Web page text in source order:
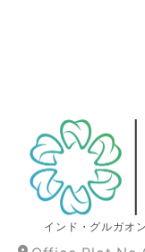
インド ・グルガオ